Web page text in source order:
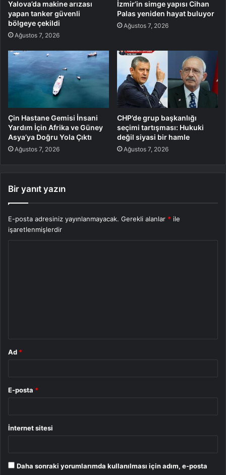
Yalova’da makine arızası
yapan tanker güvenli
bölgeye çekildi
Ağustos 7, 2026
İzmir’in simge yapısı Cihan
Palas yeniden hayat buluyor
Ağustos 7, 2026
Çin Hastane Gemisi İnsani
Yardım İçin Afrika ve Güney
Asya’ya Doğru Yola Çıktı
Ağustos 7, 2026
CHP’de grup başkanlığı
seçimi tartışması: Hukuki
değil siyasi bir hamle
Ağustos 7, 2026
Bir yanıt yazın
E-posta adresiniz yayınlanmayacak. Gerekli alanlar * ile
işaretlenmişlerdir
Ad *
E-posta *
İnternet sitesi
Daha sonraki yorumlarımda kullanılması için adım, e-posta